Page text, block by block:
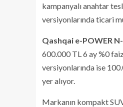
kampanyalı anahtar
versiyonlarında ticari
Qashqai e-POWER
600.000 TL 6 ay %0
versiyonlarında ise
yer alıyor.
Markanın kompakt